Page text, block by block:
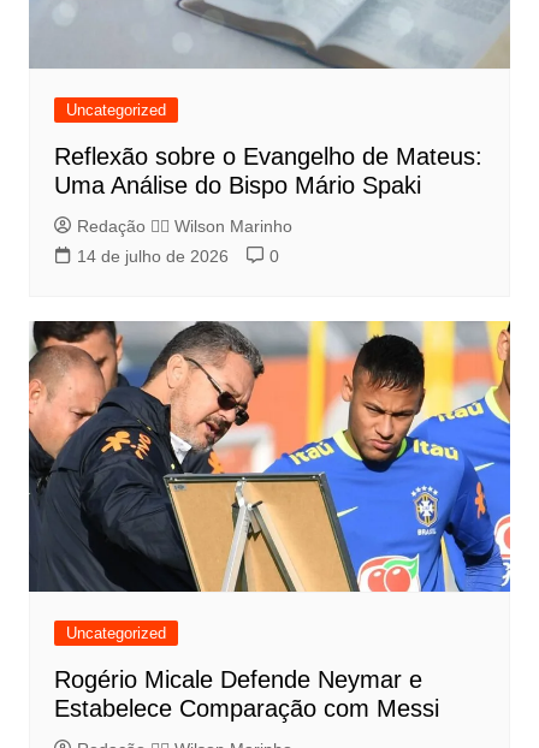
Uncategorized
Reflexão sobre o Evangelho de Mateus:
Uma Análise do Bispo Mário Spaki
Redação 👨‍⚖️​ Wilson Marinho
14 de julho de 2026
0
Uncategorized
Rogério Micale Defende Neymar e
Estabelece Comparação com Messi